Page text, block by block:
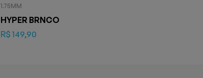
1.75MM
HYPER BRNCO
R$ 149,90